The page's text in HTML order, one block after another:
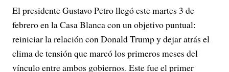
El presidente Gustavo Petro llegó este martes 3 de
febrero en la Casa Blanca con un objetivo puntual:
reiniciar la relación con Donald Trump y dejar atrás el
clima de tensión que marcó los primeros meses del
vínculo entre ambos gobiernos. Este fue el primer